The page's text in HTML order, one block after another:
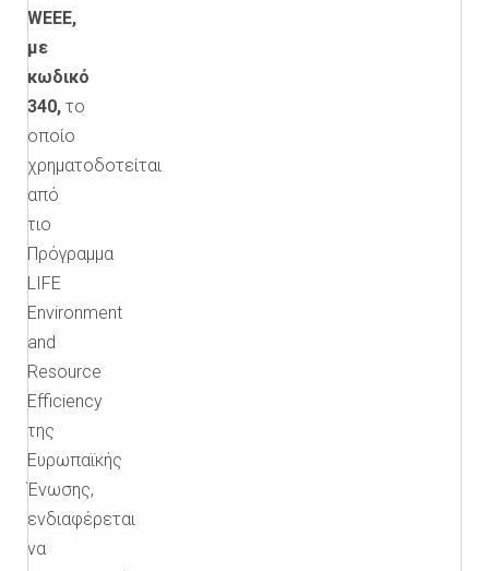
WEEE,
με
κωδικό
340, το
οποίο
χρηματοδοτείται
από
τιο
Πρόγραμμα
LIFE
Environment
and
Resource
Efficiency
της
Ευρωπαϊκής
Ένωσης,
ενδιαφέρεται
να